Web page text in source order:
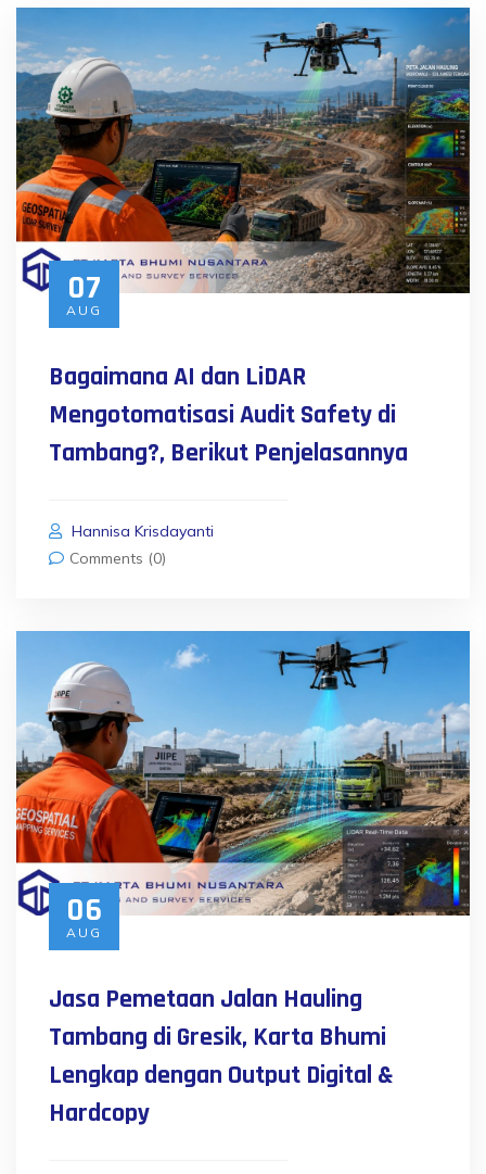
07
AUG
Bagaimana AI dan LiDAR
Mengotomatisasi Audit Safety di
Tambang?, Berikut Penjelasannya
Hannisa Krisdayanti
Comments (0)
06
AUG
Jasa Pemetaan Jalan Hauling
Tambang di Gresik, Karta Bhumi
Lengkap dengan Output Digital &
Hardcopy